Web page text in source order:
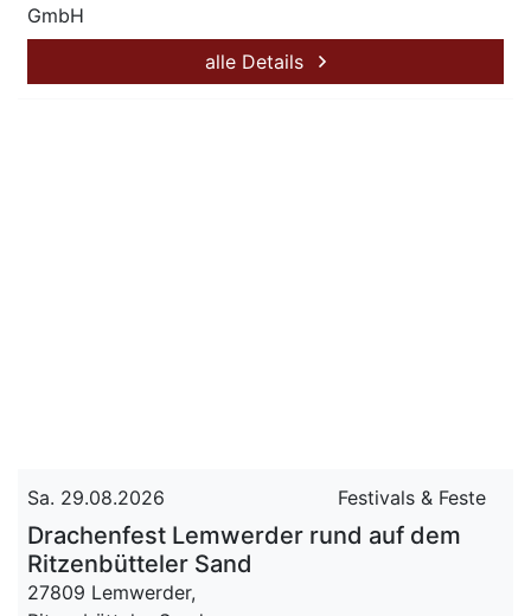
GmbH
alle Details
Sa. 29.08.2026 Festivals & Feste
Drachenfest Lemwerder rund auf dem
Ritzenbütteler Sand
27809 Lemwerder,